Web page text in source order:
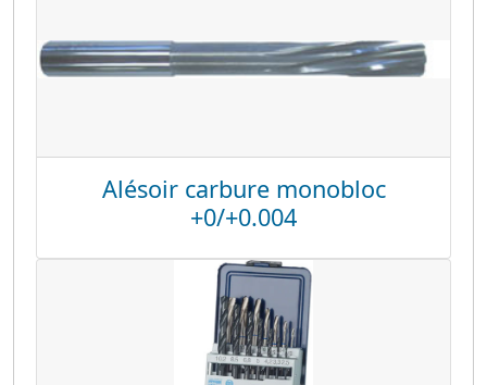
Alésoir carbure monobloc
+0/+0.004